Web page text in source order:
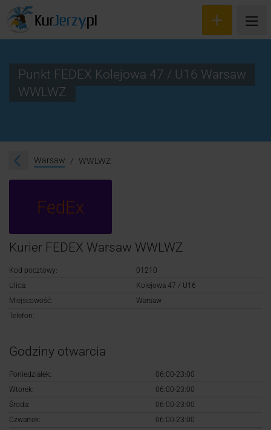
Śledzenie przesyłki
Logowanie
Punkt FEDEX Kolejowa 47 / U16 Warsaw
WWLWZ
Warsaw WWLWZ
FedEx
Kurier FEDEX Warsaw WWLWZ
Kod pocztowy:
01210
Ulica:
Kolejowa 47 / U16
Miejscowość:
Warsaw
Telefon:
Godziny otwarcia
Poniedziałek:
06:00-23:00
Wtorek:
06:00-23:00
Środa:
06:00-23:00
Czwartek:
06:00-23:00